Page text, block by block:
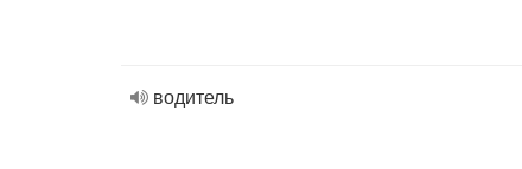
водитель